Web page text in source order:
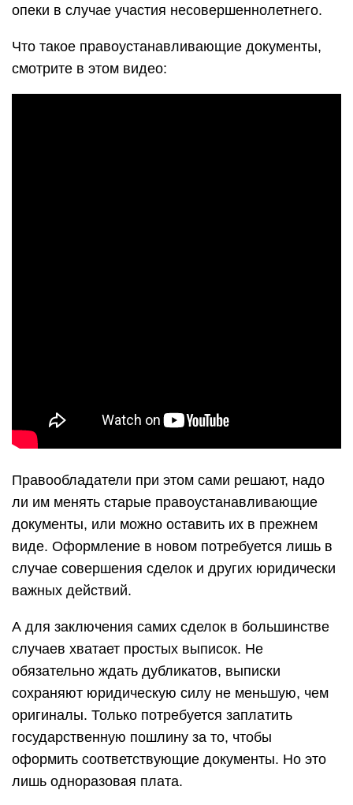
опеки в случае участия несовершеннолетнего.
Что такое правоустанавливающие документы,
смотрите в этом видео:
Правообладатели при этом сами решают, надо
ли им менять старые правоустанавливающие
документы, или можно оставить их в прежнем
виде. Оформление в новом потребуется лишь в
случае совершения сделок и других юридически
важных действий.
А для заключения самих сделок в большинстве
случаев хватает простых выписок. Не
обязательно ждать дубликатов, выписки
сохраняют юридическую силу не меньшую, чем
оригиналы. Только потребуется заплатить
государственную пошлину за то, чтобы
оформить соответствующие документы. Но это
лишь одноразовая плата.